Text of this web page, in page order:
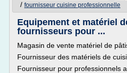
/ fournisseur cuisine professionnelle
Equipement et matériel
fournisseurs pour ...
Magasin de vente matériel de
Fournisseur des matériels de
Fournisseur pour professionnels